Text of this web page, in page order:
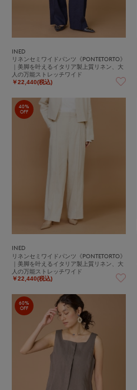
INED
リネンセミワイドパンツ《PONTETORTO》
｜美脚を叶えるイタリア製上質リネン、大
人の万能ストレッチワイド
￥22,440(税込)
40%
OFF
INED
リネンセミワイドパンツ《PONTETORTO》
｜美脚を叶えるイタリア製上質リネン、大
人の万能ストレッチワイド
￥22,440(税込)
60%
OFF